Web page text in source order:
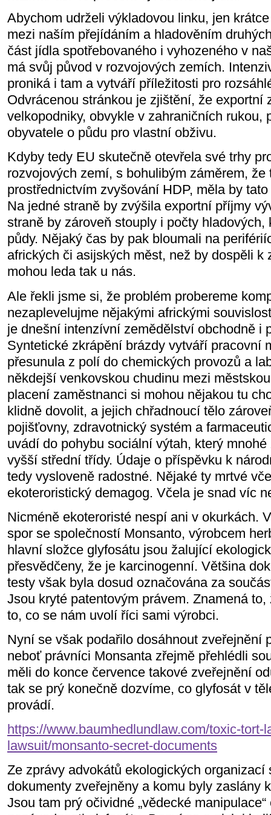
Abychom udrželi výkladovou linku, jen
mezi naším přejídáním a hladověním
část jídla spotřebovaného i vyhozeného v
má svůj původ v rozvojových zemích.
proniká i tam a vytváří příležitosti pro
Odvrácenou stránkou je zjištění, že exportní
velkopodniky, obvykle v zahraničních rukou,
obyvatele o půdu pro vlastní obživu.
Kdyby tedy EU skutečně otevřela své trhy
rozvojových zemí, s bohulibým záměrem,
prostřednictvím zvyšování HDP, měla by
Na jedné straně by zvýšila exportní příjmy
straně by zároveň stouply i počty hladových,
půdy. Nějaký čas by pak bloumali na
afrických či asijských měst, než by dospěli k
mohou leda tak u nás.
Ale řekli jsme si, že problém probereme
nezaplevelujme nějakými africkými
je dnešní intenzívní zemědělství obchodně i
Syntetické zkrápění brázdy vytváří pracovní
přesunula z polí do chemických provozů a
někdejší venkovskou chudinu mezi
placení zaměstnanci si mohou nějakou tu
klidně dovolit, a jejich chřadnoucí tělo
pojišťovny, zdravotnický systém a
uvádí do pohybu sociální výtah, který
vyšší střední třídy. Údaje o příspěvku k
tedy vysloveně radostné. Nějaké ty mrtvé
ekoteroristický demagog. Včela je snad víc
Nicméně ekoteroristé nespí ani v okurkách.
spor se společností Monsanto, výrobcem
hlavní složce glyfosátu jsou žalující
přesvědčeny, že je karcinogenní. Většina
testy však byla dosud označována za
Jsou kryté patentovým právem. Znamená
to, co se nám uvolí říci sami výrobci.
Nyní se však podařilo dosáhnout zveřejnění
neboť právníci Monsanta zřejmě přehlédli
měli do konce července takové zveřejnění
tak se prý konečně dozvíme, co glyfosát v
provádí.
https://www.baumhedlundlaw.com/toxic-tort-
lawsuit/monsanto-secret-documents
Ze zprávy advokátů ekologických
dokumenty zveřejněny a komu byly zaslány
Jsou tam prý očividné „vědecké